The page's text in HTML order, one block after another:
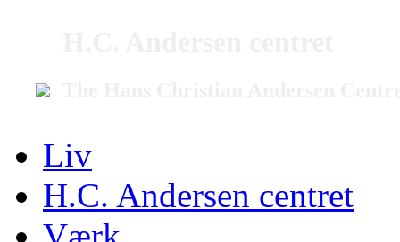
Liv
H.C. Andersen centret